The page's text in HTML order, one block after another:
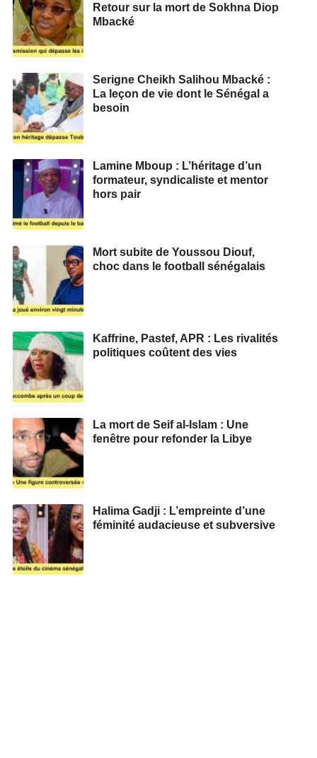
Retour sur la mort de Sokhna Diop
Mbacké
Serigne Cheikh Salihou Mbacké :
La leçon de vie dont le Sénégal a
besoin
Lamine Mboup : L’héritage d’un
formateur, syndicaliste et mentor
hors pair
Mort subite de Youssou Diouf,
choc dans le football sénégalais
Kaffrine, Pastef, APR : Les rivalités
politiques coûtent des vies
La mort de Seif al-Islam : Une
fenêtre pour refonder la Libye
Halima Gadji : L’empreinte d’une
féminité audacieuse et subversive